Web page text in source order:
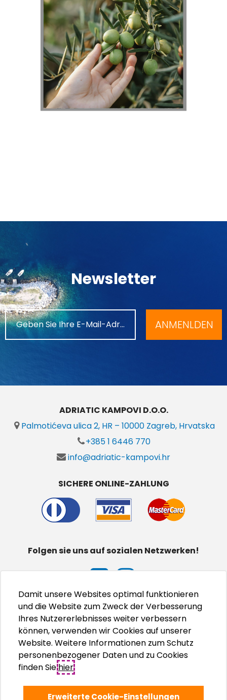
Newsletter
ANMENLDEN
ADRIATIC KAMPOVI D.O.O.
Palmotićeva ulica 2, HR – 10000 Zagreb, Hrvatska
+385 1 6446 770
info@adriatic-kampovi.hr
SICHERE ONLINE-ZAHLUNG
Folgen sie uns auf sozialen Netzwerken!
Damit unsere Websites optimal funktionieren
und die Website zum Zweck der Verbesserung
Ihres Nutzererlebnisses weiter verbessern
können, verwenden wir Cookies auf unserer
Website. Weitere Informationen zum Schutz
personenbezogener Daten und zu Cookies
finden Siehier.
Erweiterte Cookie-Einstellungen